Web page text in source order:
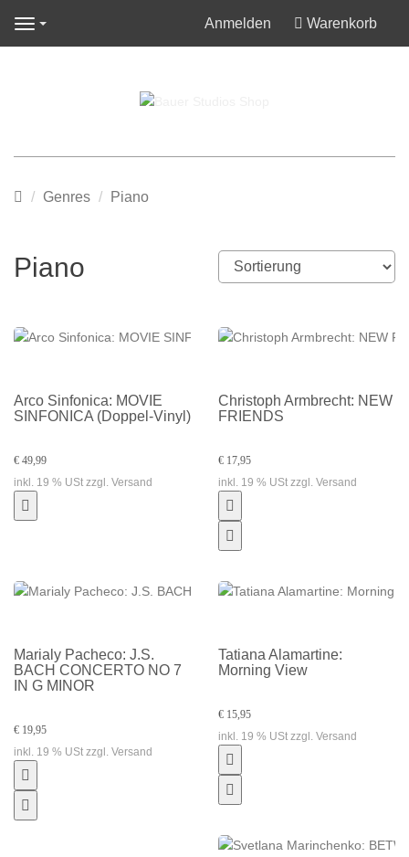
Navigation Anmelden Warenkorb
Startseite
Genres Piano
Piano
Arco Sinfonica: MOVIE
SINFONICA (Doppel-Vinyl)
€ 49,99
inkl. 19 % USt zzgl. Versand
Christoph Armbrecht: NEW
FRIENDS
€ 17,95
inkl. 19 % USt zzgl. Versand
Marialy Pacheco: J.S.
BACH CONCERTO NO 7
IN G MINOR
€ 19,95
inkl. 19 % USt zzgl. Versand
Tatiana Alamartine:
Morning View
€ 15,95
inkl. 19 % USt zzgl. Versand